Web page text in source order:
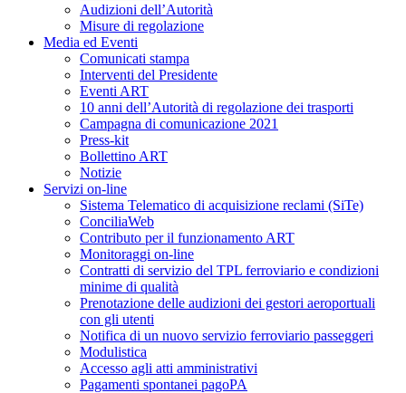
Audizioni dell’Autorità
Misure di regolazione
Media ed Eventi
Comunicati stampa
Interventi del Presidente
Eventi ART
10 anni dell’Autorità di regolazione dei trasporti
Campagna di comunicazione 2021
Press-kit
Bollettino ART
Notizie
Servizi on-line
Sistema Telematico di acquisizione reclami (SiTe)
ConciliaWeb
Contributo per il funzionamento ART
Monitoraggi on-line
Contratti di servizio del TPL ferroviario e condizioni
minime di qualità
Prenotazione delle audizioni dei gestori aeroportuali
con gli utenti
Notifica di un nuovo servizio ferroviario passeggeri
Modulistica
Accesso agli atti amministrativi
Pagamenti spontanei pagoPA